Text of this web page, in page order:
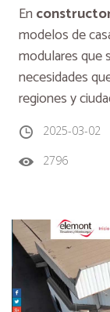
En
modelos de
modulares que
necesidades
regiones y
2025-03-02
2796